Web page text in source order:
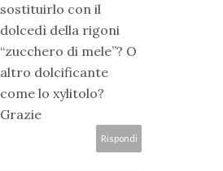
sostituirlo con il
dolcedì della rigoni
“zucchero di mele”? O
altro dolcificante
come lo xylitolo?
Grazie
Rispondi